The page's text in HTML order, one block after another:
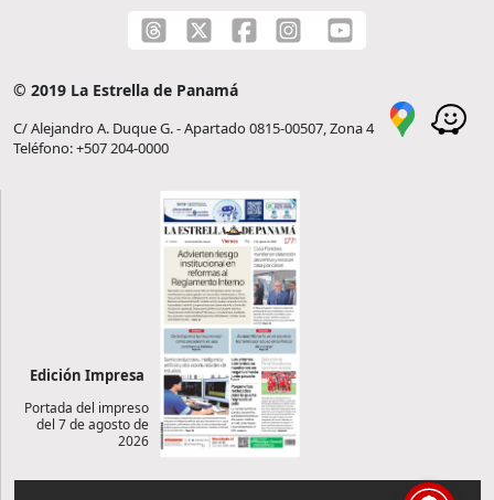
© 2019 La Estrella de Panamá
C/ Alejandro A. Duque G. - Apartado 0815-00507, Zona 4
Teléfono: +507 204-0000
Edición Impresa
Portada del impreso
del 7 de agosto de
2026